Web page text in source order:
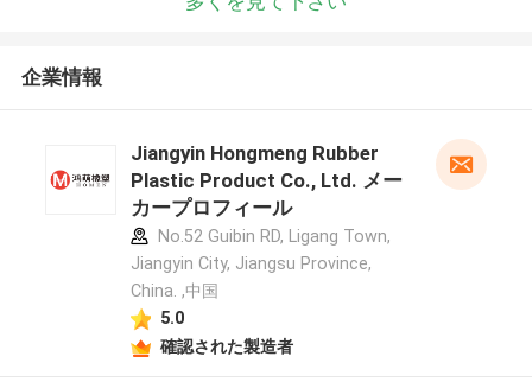
企業情報
Jiangyin Hongmeng Rubber
Plastic Product Co., Ltd. メー
カープロフィール
No.52 Guibin RD, Ligang Town,
Jiangyin City, Jiangsu Province,
China. ,中国
5.0
確認された製造者